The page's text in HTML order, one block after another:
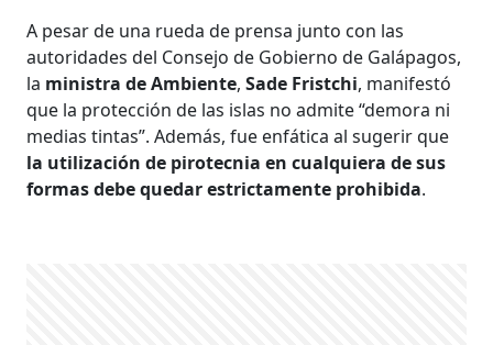
A pesar de una rueda de prensa junto con las
autoridades del Consejo de Gobierno de Galápagos,
la ministra de Ambiente,Sade Fristchi, manifestó
que la protección de las islas no admite “demora ni
medias tintas”. Además, fue enfática al sugerir que
la utilización de pirotecnia en cualquiera de sus
formas debe quedar estrictamente prohibida.